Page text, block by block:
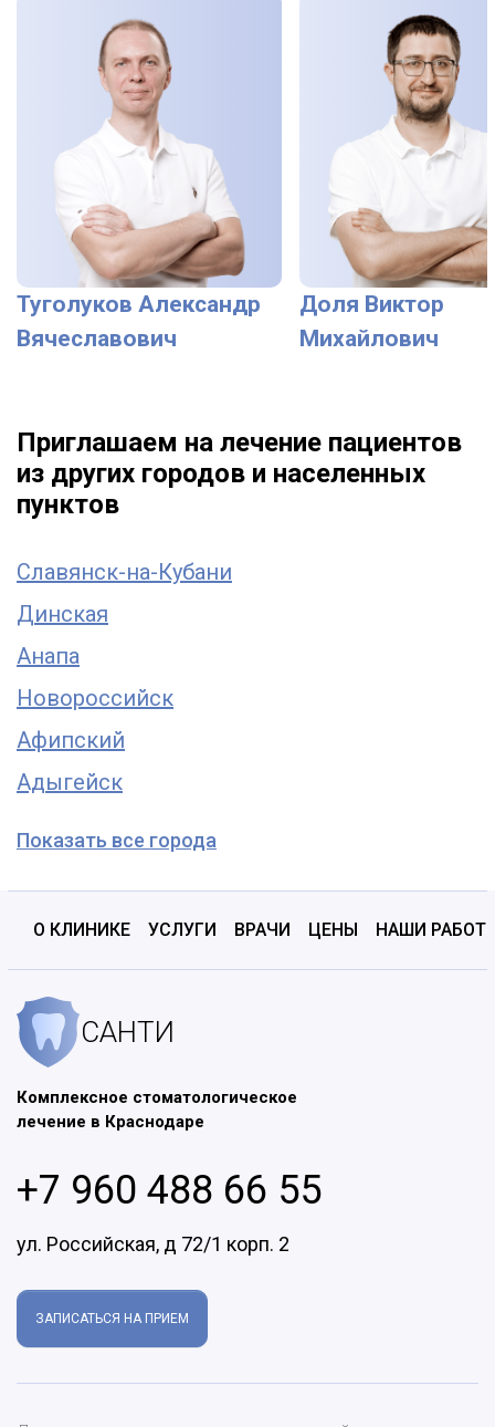
Туголуков Александр
Вячеславович
Доля Виктор
Михайлович
Приглашаем на лечение пациентов
из других городов и населенных
пунктов
Славянск-на-Кубани
Динская
Анапа
Новороссийск
Афипский
Адыгейск
Показать все города
О КЛИНИКЕ УСЛУГИ ВРАЧИ ЦЕНЫ НАШИ
САНТИ
Комплексное стоматологическое
лечение в Краснодаре
+7 960 488 66 55
ул. Российская, д 72/1 корп. 2
ЗАПИСАТЬСЯ НА ПРИЕМ